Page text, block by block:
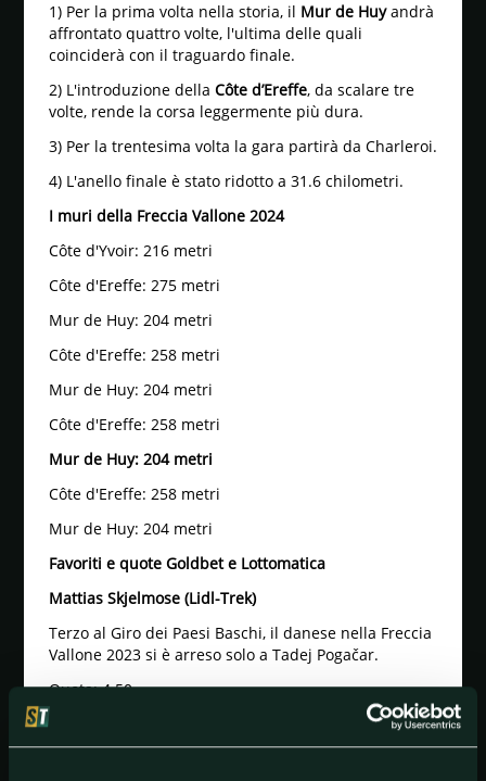
1) Per la prima volta nella storia, il Mur de Huyandrà
affrontato quattro volte, l'ultima delle quali
coinciderà con il traguardo finale.
2) L'introduzione della Côte d’Ereffe, da scalare tre
volte, rende la corsa leggermente più dura.
3) Per la trentesima volta la gara partirà da Charleroi.
4) L'anello finale è stato ridotto a 31.6 chilometri.
I muri della Freccia Vallone 2024
Côte d'Yvoir: 216 metri
Côte d'Ereffe: 275 metri
Mur de Huy: 204 metri
Côte d'Ereffe: 258 metri
Mur de Huy: 204 metri
Côte d'Ereffe: 258 metri
Mur de Huy: 204 metri
Côte d'Ereffe: 258 metri
Mur de Huy: 204 metri
Favoriti e quote Goldbet e Lottomatica
Mattias Skjelmose (Lidl-Trek)
Terzo al Giro dei Paesi Baschi, il danese nella Freccia
Vallone 2023 si è arreso solo a Tadej Pogačar.
Quota: 4.50.
Dylan Teuns (Israel-Premier Tech)